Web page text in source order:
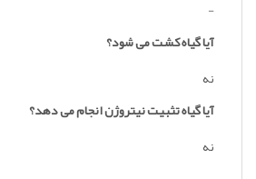
-
آیا گیاه کشت می شود؟
نه
آیا گیاه تثبیت نیتروژن انجام می دهد؟
نه